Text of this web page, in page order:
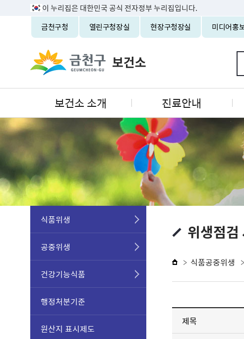
이 누리집은 대한민국 공식 전자정부 누리집입니다.
금천구청
열린구청장실 현장구청장실 미디어홍
보건소 소개 진료안내
식품위생
공중위생
건강기능식품
행정처분기준
원산지 표시제도
위생점검
식품공중위생
제목